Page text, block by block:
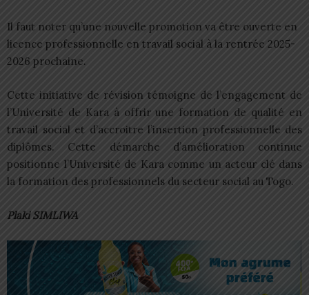
Il faut noter qu’une nouvelle promotion va être ouverte en
licence professionnelle en travail social à la rentrée 2025-
2026 prochaine.
Cette initiative de révision témoigne de l’engagement de
l’Université de Kara à offrir une formation de qualité en
travail social et d’accroitre l’insertion professionnelle des
diplômes. Cette démarche d’amélioration continue
positionne l’Université de Kara comme un acteur clé dans
la formation des professionnels du secteur social au Togo.
Plaki SIMLIWA